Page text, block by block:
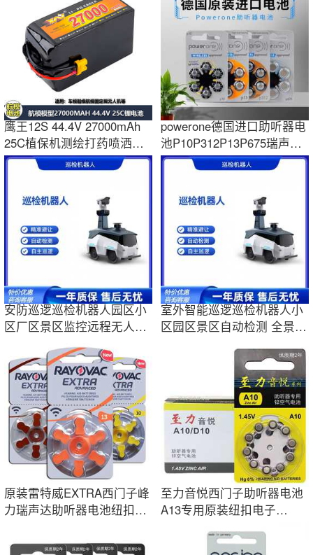
鹰王12S 44.4V 27000mAh
25C植保机测绘打药喷洒无
人机锂电池组
powerone德国进口助听器电
池P10P312P13P675瑞声达
西门子峰力专用
安防巡逻巡检机器人园区小
区厂区景区监控远程无人巡
查巡逻机器人
室外智能巡逻巡检机器人小
区园区景区自动检测 全景监
原装雷特威EXTRA西门子峰
力瑞声达助听器电池纽扣电
至力音悦西门子助听器电池
A13专用原装纽扣电子